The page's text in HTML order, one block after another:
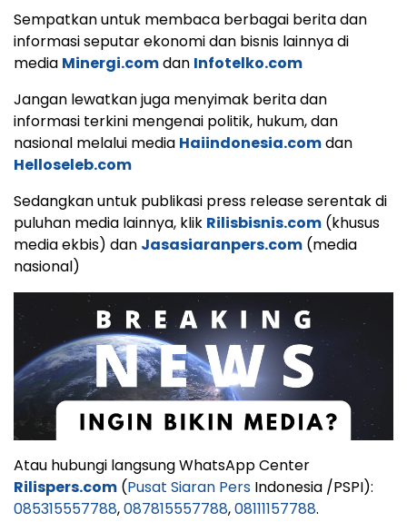
Sempatkan untuk membaca berbagai berita dan
informasi seputar ekonomi dan bisnis lainnya di
media Minergi.comdan Infotelko.com
Jangan lewatkan juga menyimak berita dan
informasi terkini mengenai politik, hukum, dan
nasional melalui media Haiindonesia.comdan
Helloseleb.com
Sedangkan untuk publikasi press release serentak di
puluhan media lainnya, klik Rilisbisnis.com (khusus
media ekbis) dan Jasasiaranpers.com (media
nasional)
Atau hubungi langsung WhatsApp Center
Rilispers.com (Pusat Siaran Pers Indonesia /PSPI):
085315557788,087815557788,08111157788.